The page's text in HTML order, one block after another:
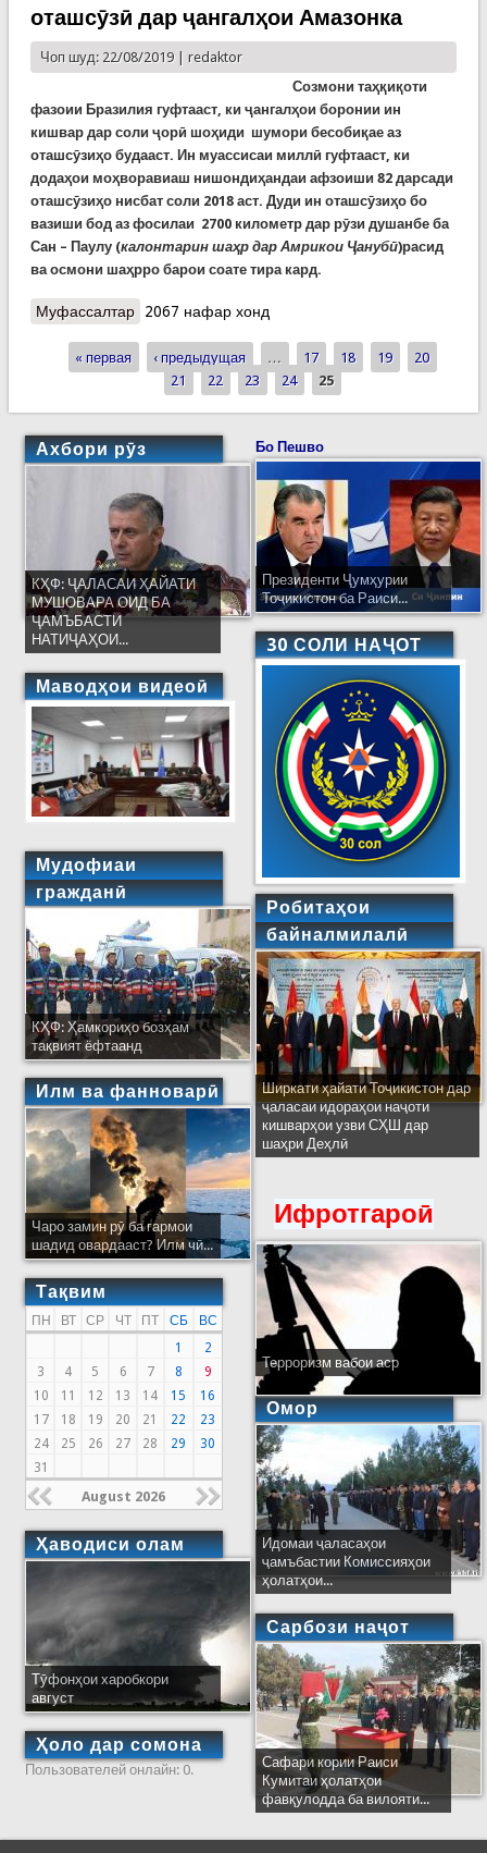
оташсӯзӣ дар ҷангалҳои Амазонка
Чоп шуд: 22/08/2019 | redaktor
Созмони таҳқиқоти
фазоии Бразилия гуфтааст, ки ҷангалҳои боронии ин
кишвар дар соли ҷорӣ шоҳиди шумори бесобиқае аз
оташсӯзиҳо будааст. Ин муассисаи миллӣ гуфтааст, ки
додаҳои моҳворавиаш нишондиҳандаи афзоиши 82 дарсади
оташсӯзиҳо нисбат соли 2018 аст. Дуди ин оташсӯзиҳо бо
вазиши бод аз фосилаи 2700 километр дар рӯзи душанбе ба
Сан – Паулу (калонтарин шаҳр дар Амрикои Ҷанубӣ)расид
ва осмони шаҳрро барои соате тира кард.
Муфассалтаро ПАЖӮҲИШ: Афзоиши бесобиқаи оташсӯзӣ дар
2067 нафар хонд
Страницы
« первая ‹ предыдущая … 17 18 19
20
21
22 23 24 25
Ахбори рӯз
КҲФ: ҶАЛАСАИ ҲАЙАТИ
МУШОВАРА ОИД БА
ҶАМЪБАСТИ
НАТИҶАҲОИ...
Маводҳои видеоӣ
Мудофиаи
гражданӣ
КҲФ: Ҳамкориҳо бозҳам
тақвият ёфтаанд
Илм ва фанноварӣ
Чаро замин рӯ ба гармои
шадид овардааст? Илм чӣ...
Тақвим
ПН ВТ СР ЧТ ПТ СБ
ВС
1
2
3
4 5 6 7 8
9
10
11 12 13 14 15
16
17
18 19 20 21 22
23
24
25 26 27 28 29
30
31
August 2026
Ҳаводиси олам
Тӯфонҳои харобкори
август
Ҳоло дар сомона
Пользователей онлайн: 0.
Бо Пешво
Президенти Ҷумҳурии
Тоҷикистон ба Раиси...
30 СОЛИ НАҶОТ
Робитаҳои
байналмилалӣ
Ширкати ҳайати Тоҷикистон дар
ҷаласаи идораҳои наҷоти
кишварҳои узви СҲШ дар
шаҳри Деҳлӣ
Ифротгароӣ
Терроризм вабои аср
Омор
Идомаи ҷаласаҳои
ҷамъбастии Комиссияҳои
ҳолатҳои...
Сарбози наҷот
Сафари кории Раиси
Кумитаи ҳолатҳои
фавқулодда ба вилояти...